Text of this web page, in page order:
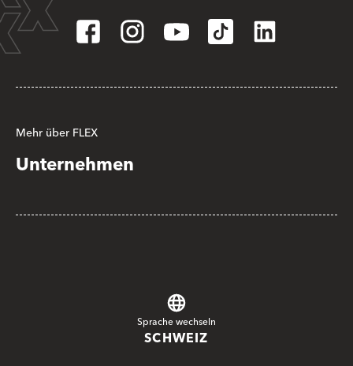
Mehr über FLEX
Unternehmen
Sprache wechseln
SCHWEIZ